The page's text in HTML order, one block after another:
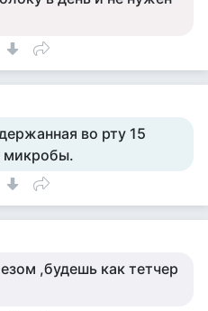
во рту 15
микробы.
,будешь как тетчер